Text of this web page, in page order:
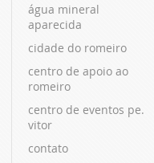
água mineral
aparecida
cidade do romeiro
centro de apoio ao
romeiro
centro de eventos pe.
vitor
contato